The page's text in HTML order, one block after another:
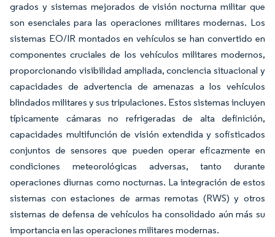
grados y sistemas mejorados de visión nocturna militar que
son esenciales para las operaciones militares modernas. Los
sistemas EO/IR montados en vehículos se han convertido en
componentes cruciales de los vehículos militares modernos,
proporcionando visibilidad ampliada, conciencia situacional y
capacidades de advertencia de amenazas a los vehículos
blindados militares y sus tripulaciones. Estos sistemas incluyen
típicamente cámaras no refrigeradas de alta definición,
capacidades multifunción de visión extendida y sofisticados
conjuntos de sensores que pueden operar eficazmente en
condiciones meteorológicas adversas, tanto durante
operaciones diurnas como nocturnas. La integración de estos
sistemas con estaciones de armas remotas (RWS) y otros
sistemas de defensa de vehículos ha consolidado aún más su
importancia en las operaciones militares modernas.